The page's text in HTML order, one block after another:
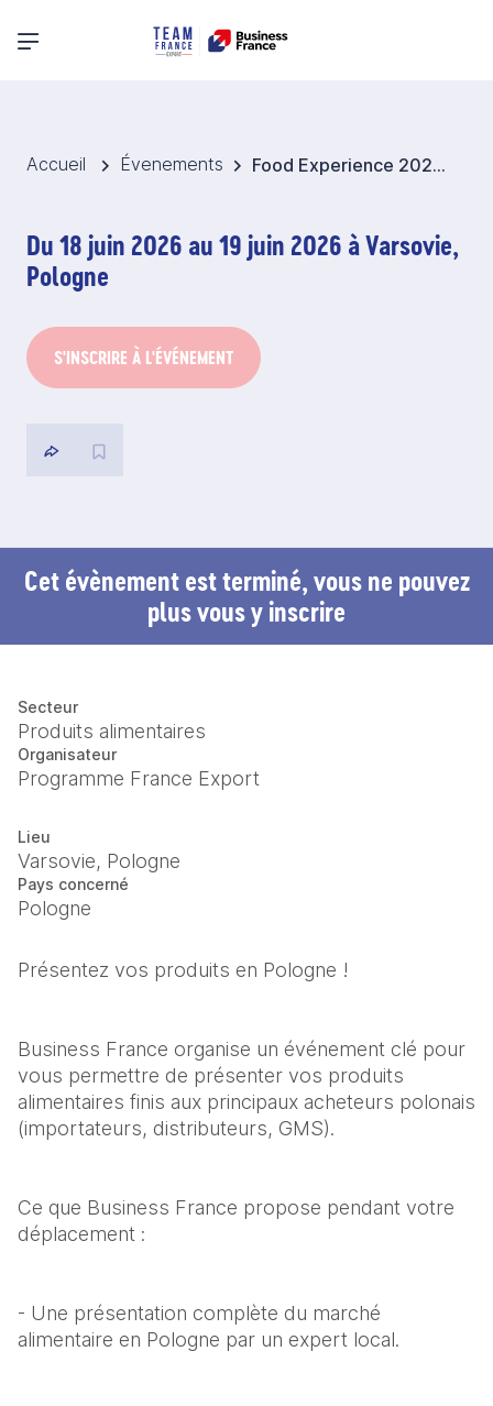
Menu principal
Accueil Évenements Food Experience 2026 - Pologne
Du 18 juin 2026 au 19 juin 2026 à Varsovie,
Pologne
S'INSCRIRE À L'ÉVÉNEMENT
Cet évènement est terminé, vous ne pouvez
plus vous y inscrire
Secteur
Produits alimentaires
Organisateur
Programme France Export
Lieu
Varsovie, Pologne
Pays concerné
Pologne
Présentez vos produits en Pologne !
Business France organise un événement clé pour
vous permettre de présenter vos produits
alimentaires finis aux principaux acheteurs polonais
(importateurs, distributeurs, GMS).
Ce que Business France propose pendant votre
déplacement :
- Une présentation complète du marché
alimentaire en Pologne par un expert local.